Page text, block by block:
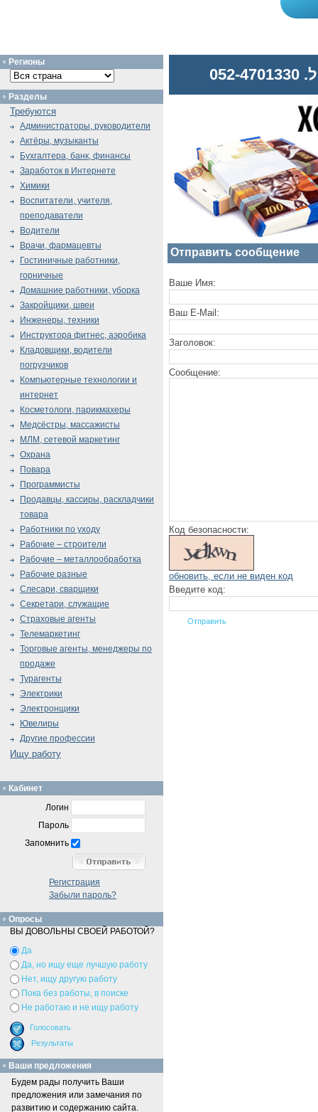
Отправить сообщение
Ваше Имя:
Ваш E-Mail:
Заголовок:
Сообщение:
Код безопасности:
обновить, если не виден код
Введите код:
Регионы
Разделы
Требуются
Администраторы, руководители
Актёры, музыканты
Бухгалтера, банк, финансы
Заработок в Интернете
Химики
Воспитатели, учителя,
преподаватели
Водители
Врачи, фармацевты
Гостиничные работники,
горничные
Домашние работники, уборка
Закройщики, швеи
Инженеры, техники
Инструктора фитнес, аэробика
Кладовщики, водители
погрузчиков
Компьютерные технологии и
интернет
Косметологи, парикмахеры
Медсёстры, массажисты
МЛМ, сетевой маркетинг
Охрана
Повара
Программисты
Продавцы, кассиры, раскладчики
товара
Работники по уходу
Рабочие – строители
Рабочие – металлообработка
Рабочие разные
Слесари, сварщики
Секретари, служащие
Страховые агенты
Телемаркетинг
Торговые агенты, менеджеры по
продаже
Турагенты
Электрики
Электронщики
Ювелиры
Другие профессии
Ищу работу
Кабинет
Логин
Пароль
Запомнить
Регистрация
Забыли пароль?
Опросы
ВЫ ДОВОЛЬНЫ СВОЕЙ РАБОТОЙ?
Да
Да, но ищу еще лучшую работу
Нет, ищу другую работу
Пока без работы, в поиске
Не работаю и не ищу работу
Ваши предложения
Будем рады получить Ваши
предложения или замечания по
развитию и содержанию сайта.